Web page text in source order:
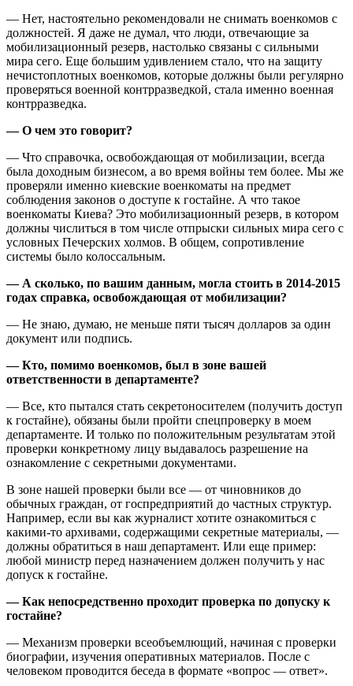
— Нет, настоятельно рекомендовали не снимать военкомов с
должностей. Я даже не думал, что люди, отвечающие за
мобилизационный резерв, настолько связаны с сильными
мира сего. Еще большим удивлением стало, что на защиту
нечистоплотных военкомов, которые должны были регулярно
проверяться военной контрразведкой, стала именно военная
контрразведка.
— О чем это говорит?
— Что справочка, освобождающая от мобилизации, всегда
была доходным бизнесом, а во время войны тем более. Мы же
проверяли именно киевские военкоматы на предмет
соблюдения законов о доступе к гостайне. А что такое
военкоматы Киева? Это мобилизационный резерв, в котором
должны числиться в том числе отпрыски сильных мира сего с
условных Печерских холмов. В общем, сопротивление
системы было колоссальным.
— А сколько, по вашим данным, могла стоить в 2014-2015
годах справка, освобождающая от мобилизации?
— Не знаю, думаю, не меньше пяти тысяч долларов за один
документ или подпись.
— Кто, помимо военкомов, был в зоне вашей
ответственности в департаменте?
— Все, кто пытался стать секретоносителем (получить доступ
к гостайне), обязаны были пройти спецпроверку в моем
департаменте. И только по положительным результатам этой
проверки конкретному лицу выдавалось разрешение на
ознакомление с секретными документами.
В зоне нашей проверки были все — от чиновников до
обычных граждан, от госпредприятий до частных структур.
Например, если вы как журналист хотите ознакомиться с
какими-то архивами, содержащими секретные материалы, —
должны обратиться в наш департамент. Или еще пример:
любой министр перед назначением должен получить у нас
допуск к гостайне.
— Как непосредственно проходит проверка по допуску к
гостайне?
— Механизм проверки всеобъемлющий, начиная с проверки
биографии, изучения оперативных материалов. После с
человеком проводится беседа в формате «вопрос — ответ».